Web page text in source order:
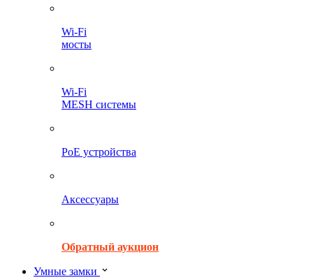
Wi-Fi
мосты
Wi-Fi
MESH системы
PoE устройства
Аксессуары
Обратный аукцион
Умные замки